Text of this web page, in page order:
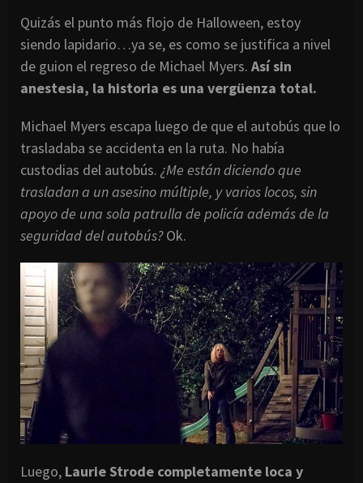
Quizás el punto más flojo de Halloween, estoy
siendo lapidario…ya se, es como se justifica a nivel
de guion el regreso de Michael Myers. Así sin
anestesia, la historia es una vergüenza total.
Michael Myers escapa luego de que el autobús que lo
trasladaba se accidenta en la ruta. No había
custodias del autobús. ¿Me están diciendo que
trasladan a un asesino múltiple, y varios locos, sin
apoyo de una sola patrulla de policía además de la
seguridad del autobús?Ok.
Luego, Laurie Strode completamente loca y